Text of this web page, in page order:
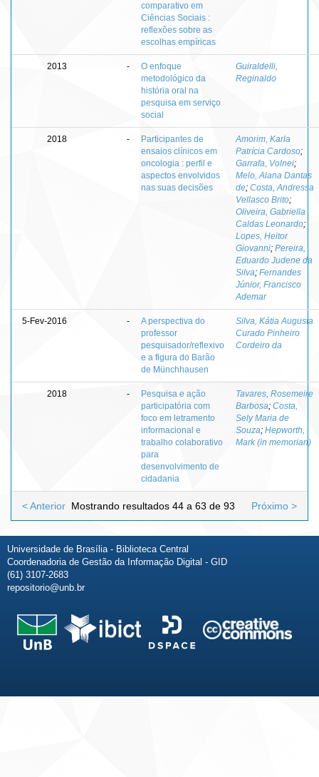
comparativo em
Ciências Sociais :
reflexões sobre as
escolhas empíricas
2013 -
O enfoque
metodológico da
história oral na
pesquisa em serviço
social
Guiraldelli,
Reginaldo
2018 -
Participantes de
ensaios clínicos em
oncologia : perfil e
aspectos envolvidos
nas suas decisões
Amorim, Karla
Patrícia Cardoso;
Garrafa, Volnei;
Melo, Alana Dantas
de; Costa, Andressa
Vellasco Brito;
Oliveira, Gabriella
Caldas Leonardo;
Lopes, Heitor
Giovanni; Pereira,
Eduardo Judene da
Silva; Fernandes
Júnior, Francisco
Ademar
5-Fev-2016 -
A perspectiva do
professor
pesquisador/reflexivo
e a figura do Barão
de Münchhausen
Silva, Kátia Augusta
Curado Pinheiro
Cordeiro da
2018 -
Pesquisa e ação
participatória com
foco em letramento
informacional e
trabalho colaborativo
para
desenvolvimento de
cidadania
Tavares, Rosemeire
Barbosa; Costa,
Sely Maria de
Souza; Hepworth,
Mark (in memorian)
Mostrando resultados 44 a 63 de 93
< Anterior Próximo >
Universidade de Brasília - Biblioteca Central
Coordenadoria de Gestão da Informação Digital - GID
(61) 3107-2683
repositorio@unb.br